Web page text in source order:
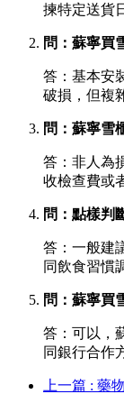
揀特定送貨
問：蘇寧買
答：基本安
破損，但複
問：蘇寧雪
答：非人為
收檢查費或
問：點樣判
答：一般建
同飲食習慣
問：蘇寧買
答：可以，
同銀行合作
上一篇 : 藥